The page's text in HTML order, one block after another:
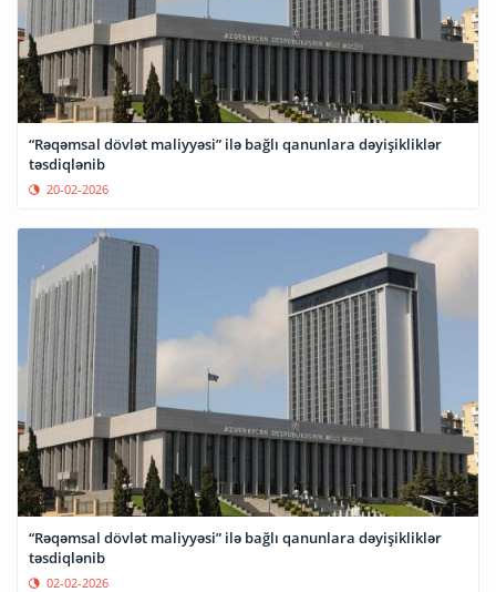
“Rəqəmsal dövlət maliyyəsi” ilə bağlı qanunlara dəyişikliklər
təsdiqlənib
20-02-2026
“Rəqəmsal dövlət maliyyəsi” ilə bağlı qanunlara dəyişikliklər
təsdiqlənib
02-02-2026